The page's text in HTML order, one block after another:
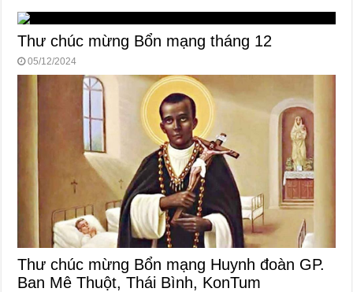
Thư chúc mừng Bổn mạng tháng 12
05/12/2024
Thư chúc mừng Bổn mạng Huynh đoàn GP.
Ban Mê Thuột, Thái Bình, KonTum